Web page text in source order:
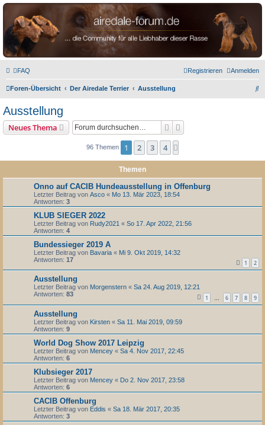
airedale-forum.de
FAQ Anmelden
Registrieren
Foren-Übersicht Der Airedale Terrier Ausstellung
S
Ausstellung
Neues Thema Suche
96 Themen 1 2 3 4
Themen
Onno auf CACIB Hundeausstellung in Offenburg
Letzter Beitrag von Asco « Mo 13. Mär 2023, 18:54
Antworten: 3
KLUB SIEGER 2022
Letzter Beitrag von Rudy2021 « So 17. Apr 2022, 21:56
Antworten: 4
Bundessieger 2019 A
Letzter Beitrag von Bavaria « Mi 9. Okt 2019, 14:32
Antworten: 17 1 2
Ausstellung
Letzter Beitrag von Morgenstern « Sa 24. Aug 2019, 12:21
Antworten: 83 1 … 6 7 8 9
Ausstellung
Letzter Beitrag von Kirsten « Sa 11. Mai 2019, 09:59
Antworten: 9
World Dog Show 2017 Leipzig
Letzter Beitrag von Mencey « Sa 4. Nov 2017, 22:45
Antworten: 6
Klubsieger 2017
Letzter Beitrag von Mencey « Do 2. Nov 2017, 23:58
Antworten: 6
CACIB Offenburg
Letzter Beitrag von Eddis « Sa 18. Mär 2017, 20:35
Antworten: 3